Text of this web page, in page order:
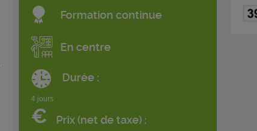
Formation continue
En centre
Durée :
4 jours
€ Prix (net de taxe) :